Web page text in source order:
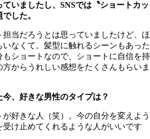
いましたし、SNSでは〝ショートカッ
した。
当だろうとは思っていましたけど、ほ
なくて。髪型に触れるシーンもあった
ショートなので、ショートに自信を持
からうれしい感想をたくさんもらいま
、好きな男性のタイプは？
好きな人（笑）。今の自分を変えよう
受け止めてくれるような人がいいです